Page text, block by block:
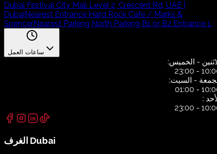
Dubai Festival City Mall Level 2, Crescent Rd, UAE |
Dubai Nearest Entrance Hard Rock Cafe / Marks &
SpencerNearest Parking North Parking B1 or B2 Entrance 1.
ساعات العمل
- الخميس:
-
23:00
- السبت:
-
01:00
:
-
23:00
الغرف Dubai